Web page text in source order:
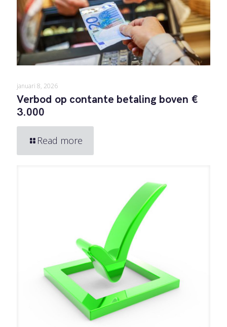
januari 8, 2026
Verbod op contante betaling boven €
3.000
Read more